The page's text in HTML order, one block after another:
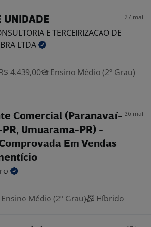
UNIDADE 27 mai
E TERCEIRIZACAO DE
LTDA
4.439,00
Ensino Médio (2º Grau)
Comercial (Paranavaí-
Umuarama-PR) -
Em Vendas
26 mai
Ensino Médio (2º Grau) Híbrido